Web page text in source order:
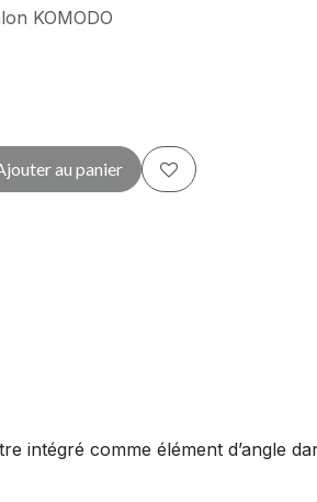
KOMODO
au panier
intégré comme élément d’angle